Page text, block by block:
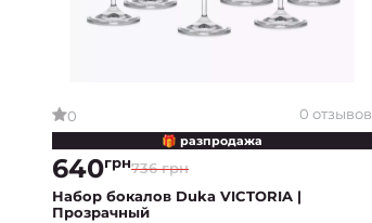
0 0 отзывов
🎁 разпродажа
736 грн
640грн
Набор бокалов Duka VICTORIA |
Прозрачный